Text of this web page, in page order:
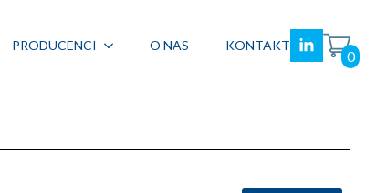
PRODUCENCI O NAS KONTAKT
0